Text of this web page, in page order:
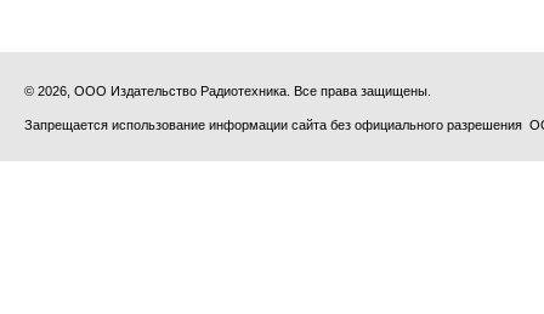
© 2026, ООО Издательство Радиотехника. Все права защищены.
Запрещается использование информации сайта без официального разрешения